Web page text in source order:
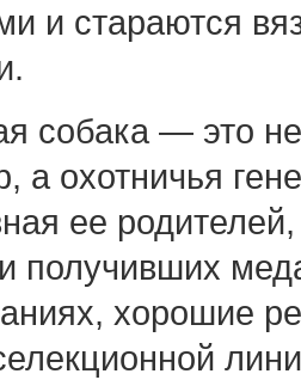
и стараются
собака — это
а охотничья
ее
получивших
хорошие